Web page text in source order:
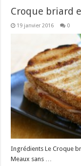
Croque briard
19 janvier 2016 0
Ingrédients Le Croque
Meaux sans …